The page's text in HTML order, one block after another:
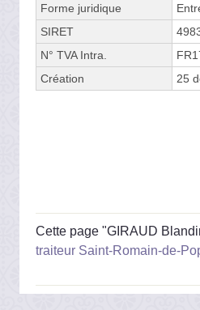
Forme juridique
SIRET
N° TVA Intra.
Création
25
Cette page "GIRAUD
traiteur Saint-Romain-de-